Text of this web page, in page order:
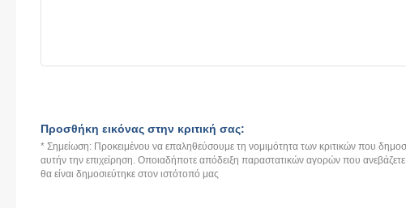
Προσθήκη εικόνας στην κριτική σας:
* Σημείωση: Προκειμένου να επαληθεύσουμε τη νομιμότητα των κριτικών που
αυτήν την επιχείρηση. Οποιαδήποτε απόδειξη παραστατικών αγορών που
θα είναι δημοσιεύτηκε στον ιστότοπό μας